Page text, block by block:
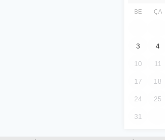
BE ÇA
3 4
10 11
17 18
24 25
31